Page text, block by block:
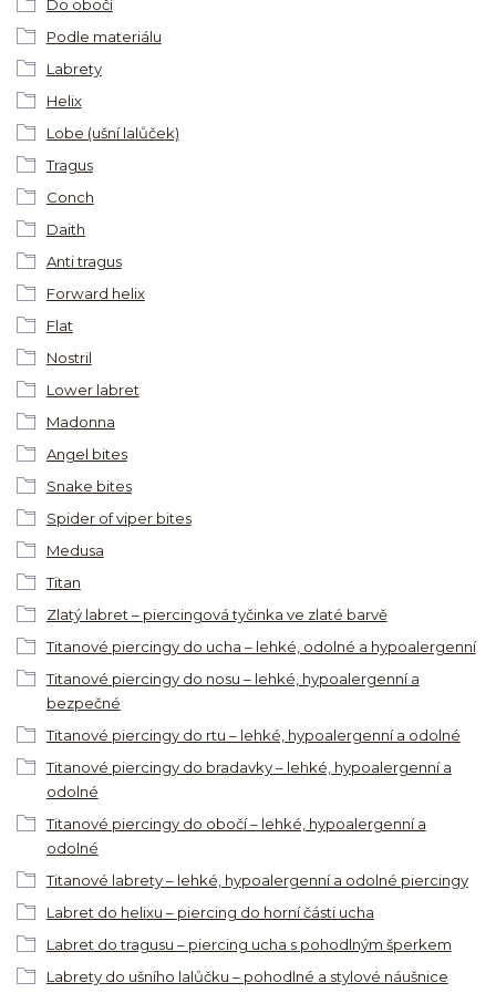
Do obočí
Podle materiálu
Labrety
Helix
Lobe (ušní lalůček)
Tragus
Conch
Daith
Anti tragus
Forward helix
Flat
Nostril
Lower labret
Madonna
Angel bites
Snake bites
Spider of viper bites
Medusa
Titan
Zlatý labret – piercingová tyčinka ve zlaté barvě
Titanové piercingy do ucha – lehké, odolné a hypoalergenní
Titanové piercingy do nosu – lehké, hypoalergenní a
bezpečné
Titanové piercingy do rtu – lehké, hypoalergenní a odolné
Titanové piercingy do bradavky – lehké, hypoalergenní a
odolné
Titanové piercingy do obočí – lehké, hypoalergenní a
odolné
Titanové labrety – lehké, hypoalergenní a odolné piercingy
Labret do helixu – piercing do horní části ucha
Labret do tragusu – piercing ucha s pohodlným šperkem
Labrety do ušního lalůčku – pohodlné a stylové náušnice